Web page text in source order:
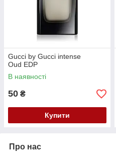
Gucci by Gucci intense
Oud EDP
В наявності
50 ₴
Купити
Про нас